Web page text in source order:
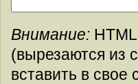
Внимание:
(вырезаются из
вставить в